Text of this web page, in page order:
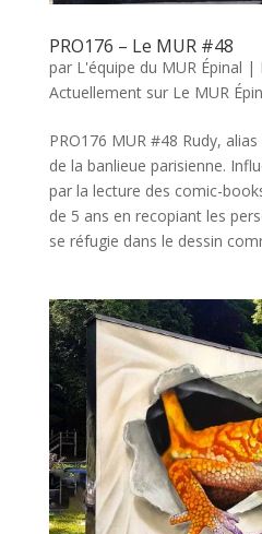
PRO176 – Le MUR #48
par L'équipe du MUR Épinal |
Actuellement sur Le MUR
PRO176 MUR #48 Rudy,
de la banlieue parisienne.
par la lecture des comic-
de 5 ans en recopiant les
se réfugie dans le dessin